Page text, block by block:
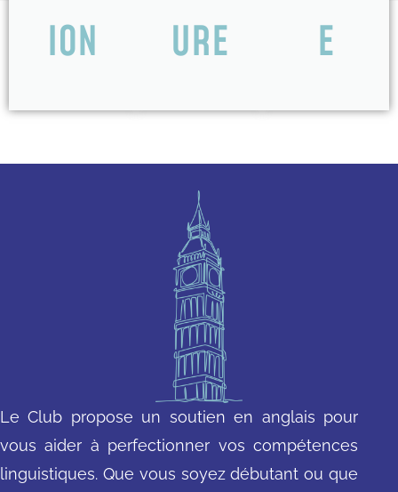
ION
URE
E
Le Club propose un soutien en anglais pour
vous aider à perfectionner vos compétences
linguistiques. Que vous soyez débutant ou que